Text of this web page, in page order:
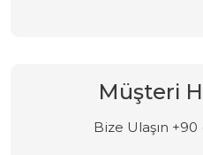
Müşteri
Bize Ulaşın